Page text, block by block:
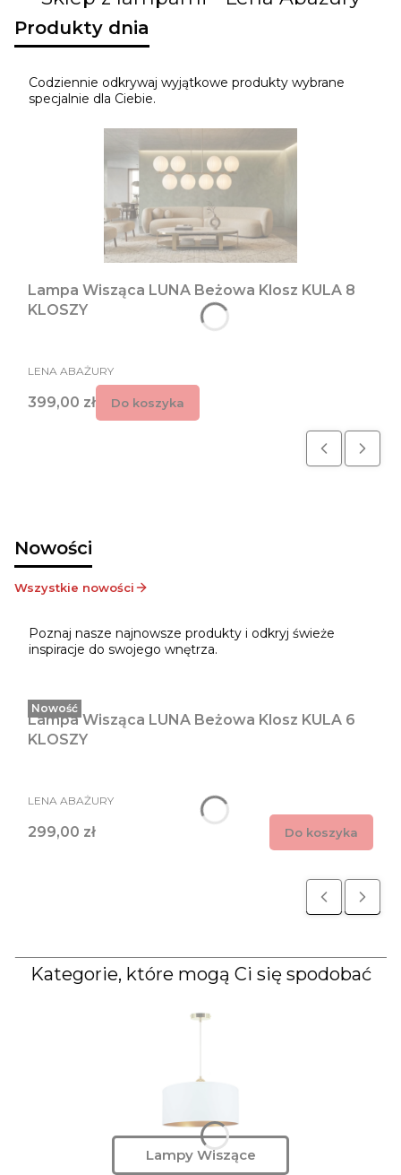
Produkty dnia
Codziennie odkrywaj wyjątkowe produkty wybrane
specjalnie dla Ciebie.
Lampa Wisząca LUNA Beżowa Klosz KULA 8
KLOSZY
PRODUCENT
LENA ABAŻURY
Cena
399,00 zł Do koszyka
Nowości
Wszystkie nowości
Poznaj nasze najnowsze produkty i odkryj świeże
inspiracje do swojego wnętrza.
Nowość
Lampa Wisząca LUNA Beżowa Klosz KULA 6
KLOSZY
PRODUCENT
LENA ABAŻURY
Cena
299,00 zł Do koszyka
Kategorie, które mogą Ci się spodobać
Lampy Wiszące